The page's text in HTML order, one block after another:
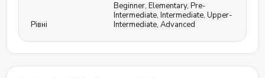
Рівні
Beginner, Elementary, Pre-
Intermediate, Intermediate, Upper-
Intermediate, Advanced